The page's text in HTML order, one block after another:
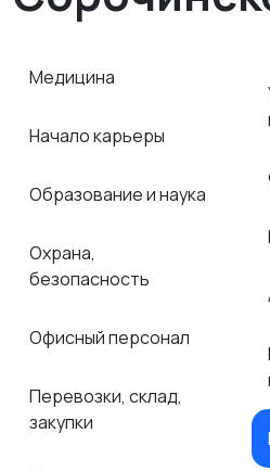
Медицина
Начало карьеры
Образование и наука
Охрана,
безопасность
Офисный персонал
Перевозки, склад,
закупки